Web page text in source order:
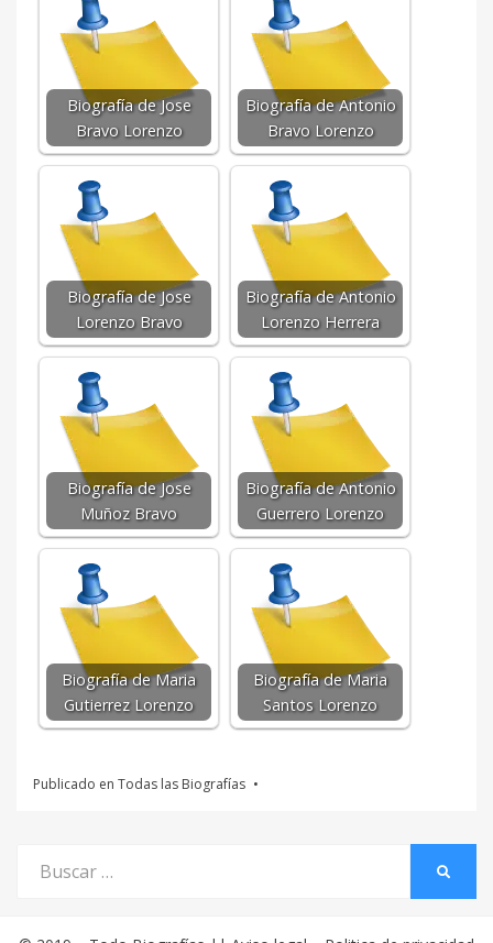
Biografía de Jose
Bravo Lorenzo
Biografía de Antonio
Bravo Lorenzo
Biografía de Jose
Lorenzo Bravo
Biografía de Antonio
Lorenzo Herrera
Biografía de Jose
Muñoz Bravo
Biografía de Antonio
Guerrero Lorenzo
Biografía de Maria
Gutierrez Lorenzo
Biografía de Maria
Santos Lorenzo
Publicado en Todas las Biografías
por: